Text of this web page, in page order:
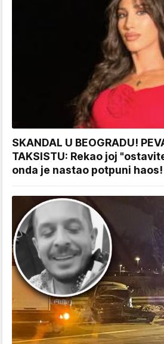
SKANDAL U BEOGRADU!
TAKSISTU: Rekao joj
onda je nastao potpuni haos!